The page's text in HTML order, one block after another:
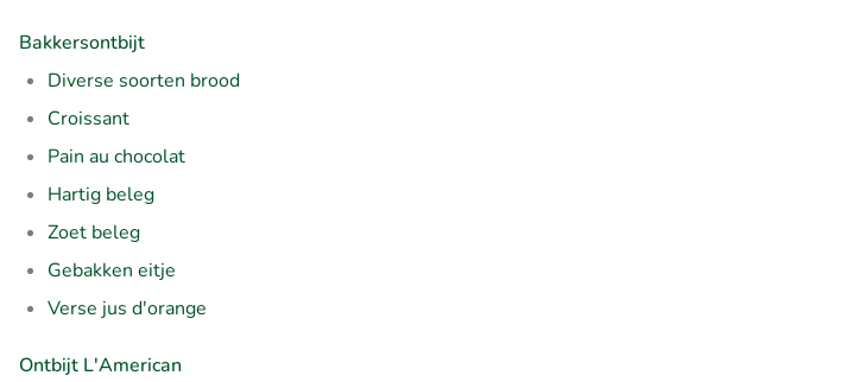
Bakkersontbijt
Diverse soorten brood
Croissant
Pain au chocolat
Hartig beleg
Zoet beleg
Gebakken eitje
Verse jus d'orange
Ontbijt L'American